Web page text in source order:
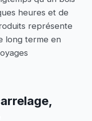
heures et de
représente
long terme en